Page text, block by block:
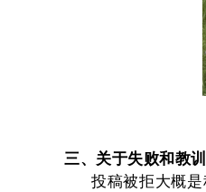
三、关于失败和教训
投稿被拒大概